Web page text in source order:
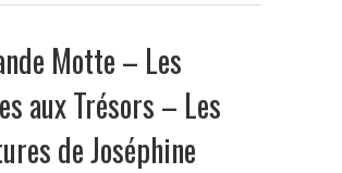
Motte – Les
aux Trésors – Les
de Joséphine